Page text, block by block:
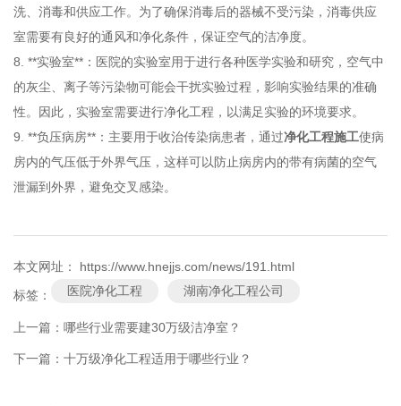
洗、消毒和供应工作。为了确保消毒后的器械不受污染，消毒供应
室需要有良好的通风和净化条件，保证空气的洁净度。
8. **实验室**：医院的实验室用于进行各种医学实验和研究，空气中
的灰尘、离子等污染物可能会干扰实验过程，影响实验结果的准确
性。因此，实验室需要进行净化工程，以满足实验的环境要求。
9. **负压病房**：主要用于收治传染病患者，通过净化工程施工使病
房内的气压低于外界气压，这样可以防止病房内的带有病菌的空气
泄漏到外界，避免交叉感染。
本文网址： https://www.hnejjs.com/news/191.html
标签： 医院净化工程 湖南净化工程公司
上一篇： 哪些行业需要建30万级洁净室？
下一篇： 十万级净化工程适用于哪些行业？